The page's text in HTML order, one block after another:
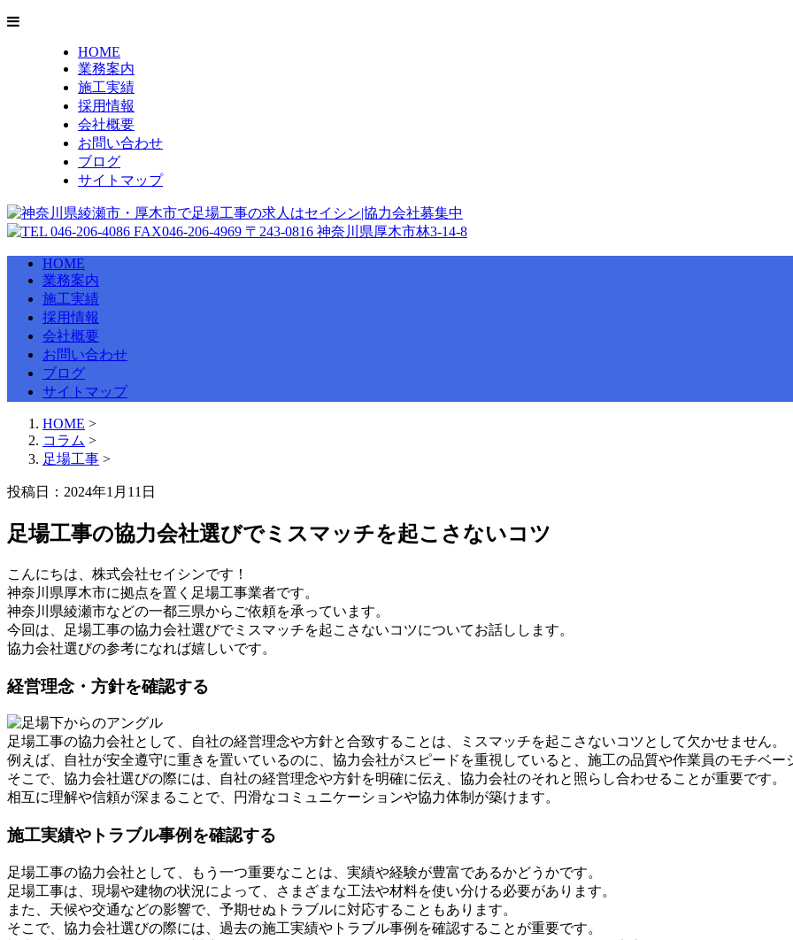
HOME
業務案内
施工実績
採用情報
会社概要
お問い合わせ
ブログ
サイトマップ
HOME
業務案内
施工実績
採用情報
会社概要
お問い合わせ
ブログ
サイトマップ
HOME >
コラム >
足場工事 >
投稿日：2024年1月11日
足場工事の協力会社選びでミスマッチを起こさないコツ
こんにちは、株式会社セイシンです！
神奈川県厚木市に拠点を置く足場工事業者です。
神奈川県綾瀬市などの一都三県からご依頼を承っています。
今回は、足場工事の協力会社選びでミスマッチを起こさないコツについてお話しします。
協力会社選びの参考になれば嬉しいです。
経営理念・方針を確認する
足場工事の協力会社として、自社の経営理念や方針と合致することは、ミスマッチを起こさないコツとして欠かせません。
例えば、自社が安全遵守に重きを置いているのに、協力会社がスピードを重視していると、施工の品質や作業員のモチベ
そこで、協力会社選びの際には、自社の経営理念や方針を明確に伝え、協力会社のそれと照らし合わせることが重要です。
相互に理解や信頼が深まることで、円滑なコミュニケーションや協力体制が築けます。
施工実績やトラブル事例を確認する
足場工事の協力会社として、もう一つ重要なことは、実績や経験が豊富であるかどうかです。
足場工事は、現場や建物の状況によって、さまざまな工法や材料を使い分ける必要があります。
また、天候や交通などの影響で、予期せぬトラブルに対応することもあります。
そこで、協力会社選びの際には、過去の施工実績やトラブル事例を確認することが重要です。